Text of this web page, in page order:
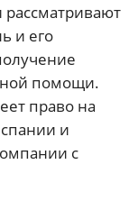
и его
помощи.
право на
и
с